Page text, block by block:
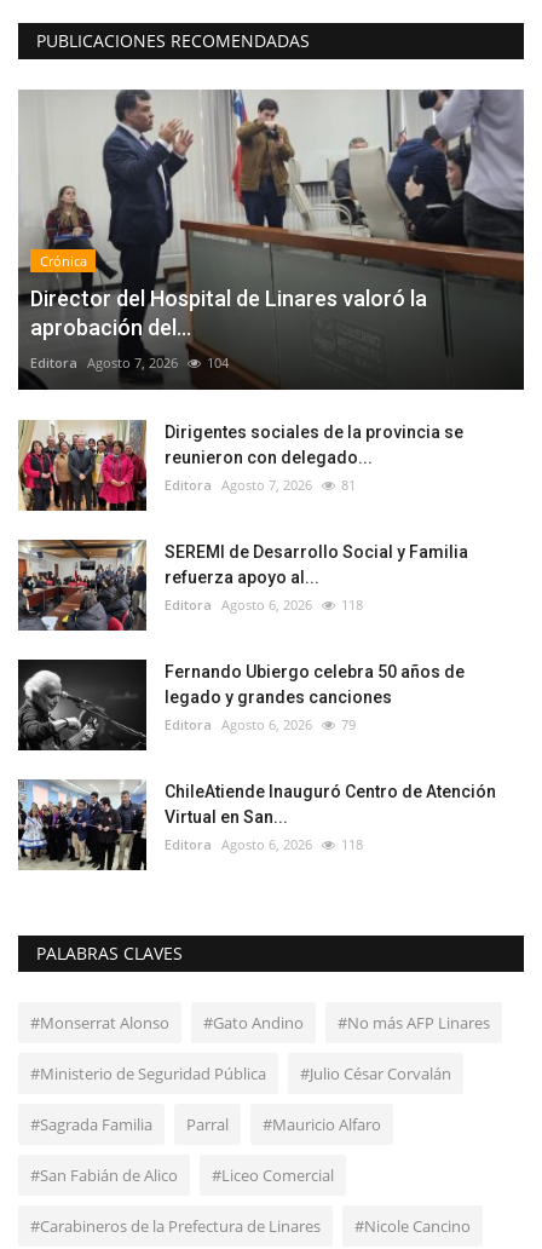
PUBLICACIONES RECOMENDADAS
Crónica
Director del Hospital de Linares valoró la
aprobación del...
Editora Agosto 7, 2026 104
Dirigentes sociales de la provincia se
reunieron con delegado...
Editora Agosto 7, 2026 81
SEREMI de Desarrollo Social y Familia
refuerza apoyo al...
Editora Agosto 6, 2026 118
Fernando Ubiergo celebra 50 años de
legado y grandes canciones
Editora Agosto 6, 2026 79
ChileAtiende Inauguró Centro de Atención
Virtual en San...
Editora Agosto 6, 2026 118
PALABRAS CLAVES
#Monserrat Alonso #Gato Andino #No más AFP Linares
#Ministerio de Seguridad Pública #Julio César Corvalán
#Sagrada Familia Parral #Mauricio Alfaro
#San Fabián de Alico #Liceo Comercial
#Carabineros de la Prefectura de Linares #Nicole Cancino